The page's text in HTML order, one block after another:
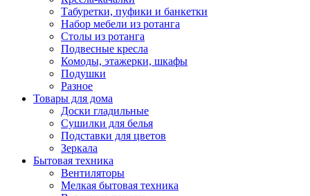
Табуретки, пуфики и банкетки
Набор мебели из ротанга
Столы из ротанга
Подвесные кресла
Комоды, этажерки, шкафы
Подушки
Разное
Товары для дома
Доски гладильные
Сушилки для белья
Подставки для цветов
Зеркала
Бытовая техника
Вентиляторы
Мелкая бытовая техника